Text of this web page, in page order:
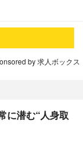
by 求人ボックス
に潜む“人身取